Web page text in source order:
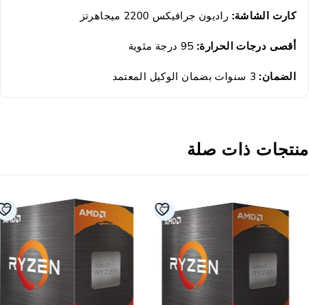
كارت الشاشة:راديون جرافيكس 2200 ميجاهرتز
أقصى درجات الحرارة: 95 درجة مئوية
الضمان:3 سنوات بضمان الوكيل المعتمد
ذات صلة